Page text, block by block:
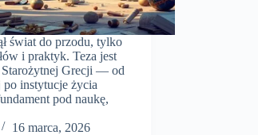
świat do przodu, tylko
i praktyk. Teza jest
Starożytnej Grecji — od
instytucje życia
pod naukę,
16 marca, 2026